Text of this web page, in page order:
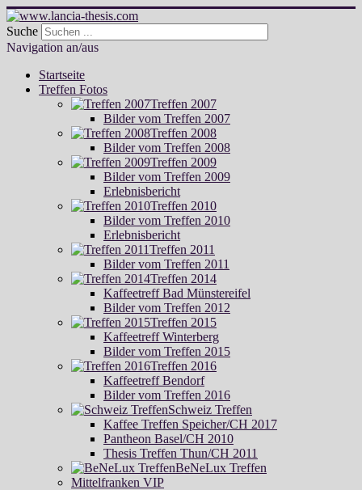
Suche
Navigation an/aus
Startseite
Treffen Fotos
Treffen 2007
Bilder vom Treffen 2007
Treffen 2008
Bilder vom Treffen 2008
Treffen 2009
Bilder vom Treffen 2009
Erlebnisbericht
Treffen 2010
Bilder vom Treffen 2010
Erlebnisbericht
Treffen 2011
Bilder vom Treffen 2011
Treffen 2014
Kaffeetreff Bad Münstereifel
Bilder vom Treffen 2012
Treffen 2015
Kaffeetreff Winterberg
Bilder vom Treffen 2015
Treffen 2016
Kaffeetreff Bendorf
Bilder vom Treffen 2016
Schweiz Treffen
Kaffee Treffen Speicher/CH 2017
Pantheon Basel/CH 2010
Thesis Treffen Thun/CH 2011
BeNeLux Treffen
Mittelfranken VIP